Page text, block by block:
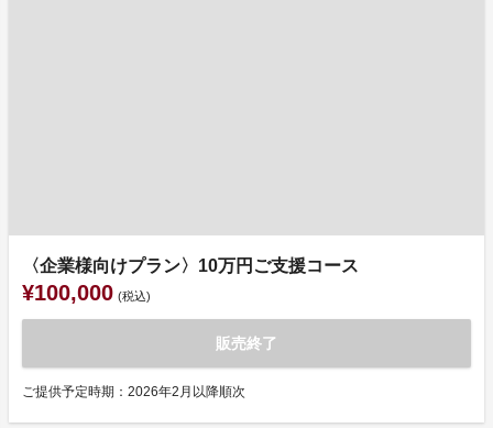
〈企業様向けプラン〉10万円ご支援コース
¥100,000 (税込)
販売終了
ご提供予定時期：2026年2月以降順次